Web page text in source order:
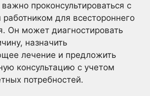
проконсультироваться с
для всестороннего
Он может диагностировать
назначить
лечение и предложить
консультацию с учетом
потребностей.